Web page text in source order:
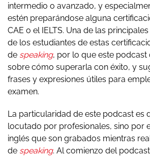
intermedio o avanzado, y
estén preparándose alguna
CAE o el IELTS. Una de las
de los estudiantes de estas
de speaking, por lo que este podcast
sobre cómo superarla con éxito, y
frases y expresiones útiles para
examen.
La particularidad de este podcast es
locutado por profesionales, sino por
inglés que son grabados mientras
de speaking. Al comienzo del